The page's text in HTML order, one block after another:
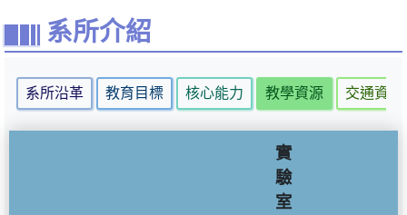
系所介紹
系所沿革 教育目標 核心能力 教學資源 交通資訊
實
驗
室